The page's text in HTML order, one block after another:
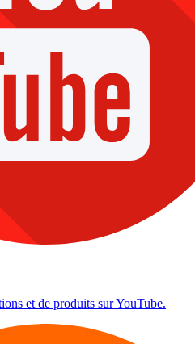
et de produits sur YouTube.